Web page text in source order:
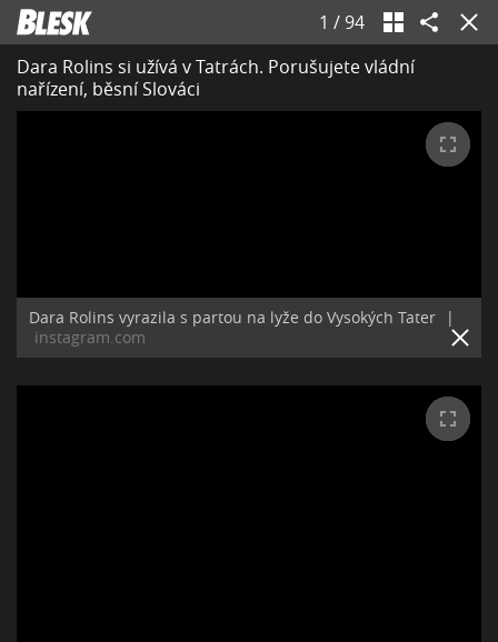
1 / 94
Dara Rolins si užívá v Tatrách. Porušujete vládní
nařízení, běsní Slováci
Dara Rolins vyrazila s partou na lyže do Vysokých Tater
|
instagram.com